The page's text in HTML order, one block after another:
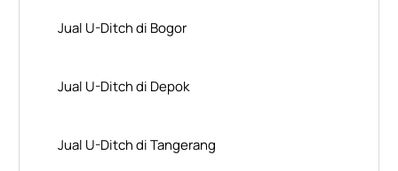
Jual U-Ditch di Bogor
Jual U-Ditch di Depok
Jual U-Ditch di Tangerang